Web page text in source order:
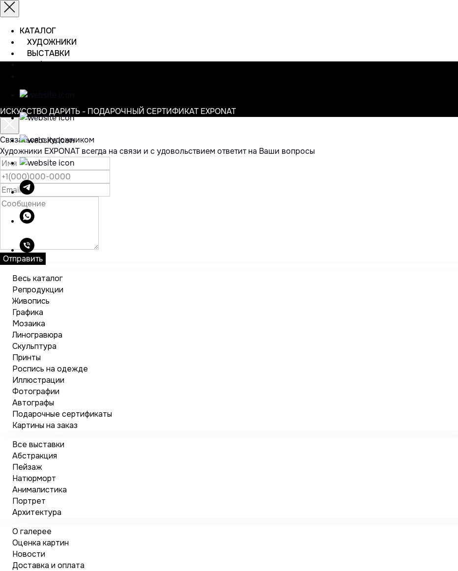
КАТАЛОГ
ХУДОЖНИКИ
ВЫСТАВКИ
ИНФОРМАЦИЯ
ИСКУССТВО ДАРИТЬ - ПОДАРОЧНЫЙ СЕРТИФИКАТ EXPONAT
Связаться с художником
Художники EXPONAT всегда на связи и с удовольствием ответит на Ваши вопросы
Отправить
Весь каталог
Репродукции
Живопись
Графика
Мозаика
Линогравюра
Скульптура
Принты
Роспись на одежде
Иллюстрации
Фотографии
Автографы
Подарочные сертификаты
Картины на заказ
Все выставки
Абстракция
Пейзаж
Натюрморт
Анималистика
Портрет
Архитектура
О галерее
Оценка картин
Новости
Доставка и оплата